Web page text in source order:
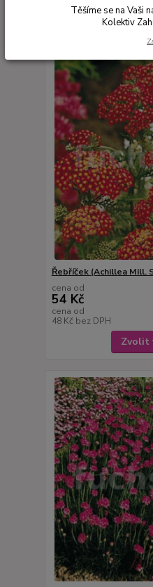
strana
Řebříček (Achillea Mill.
cena od
54 Kč
cena od
48 Kč bez DPH
Zvolit
Těšíme se na Vaši
Kolektiv